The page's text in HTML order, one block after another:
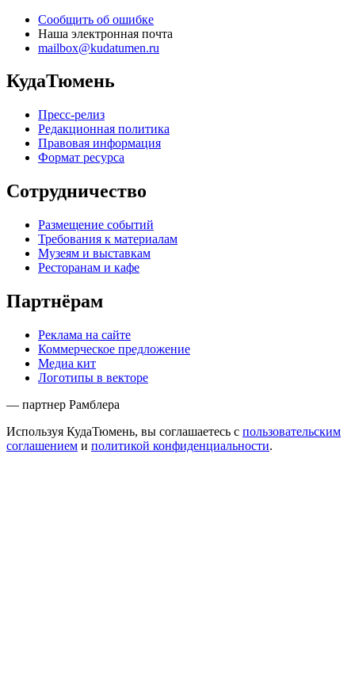
Сообщить об ошибке
Наша электронная почта
mailbox@kudatumen.ru
КудаТюмень
Пресс-релиз
Редакционная политика
Правовая информация
Формат ресурса
Сотрудничество
Размещение событий
Требования к материалам
Музеям и выставкам
Ресторанам и кафе
Партнёрам
Реклама на сайте
Коммерческое предложение
Медиа кит
Логотипы в векторе
— партнер Рамблера
Используя КудаТюмень, вы соглашаетесь с пользовательским
соглашением и политикой конфиденциальности.